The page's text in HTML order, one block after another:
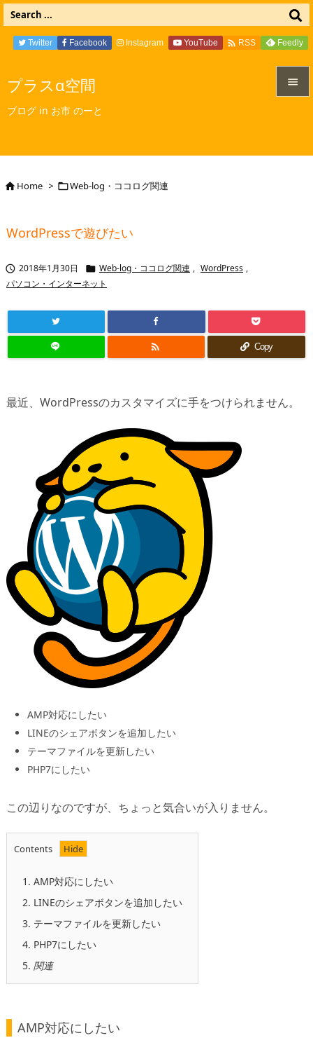
プラスα空間
ブログ in お市 のーと

Twitter Facebook Instagram YouTube  RSS Feedly
Home > Web-log・ココログ関連
WordPressで遊びたい
 2018年1月30日  Web-log・ココログ関連 , WordPress ,
パソコン・インターネット
 Copy
最近、WordPressのカスタマイズに手をつけられません。
AMP対応にしたい
LINEのシェアボタンを追加したい
テーマファイルを更新したい
PHP7にしたい
この辺りなのですが、ちょっと気合いが入りません。
Contents
1. AMP対応にしたい
2. LINEのシェアボタンを追加したい
3. テーマファイルを更新したい
4. PHP7にしたい
5. 関連
AMP対応にしたい